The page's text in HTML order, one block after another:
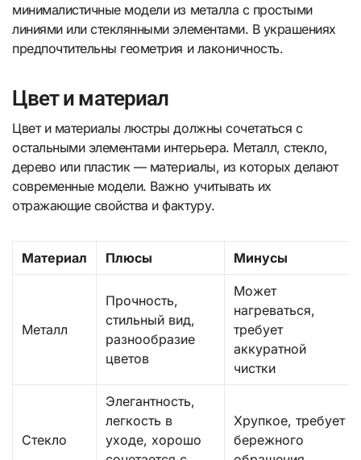
минималистичные модели из металла с простыми
линиями или стеклянными элементами. В украшениях
предпочтительны геометрия и лаконичность.
Цвет и материал
Цвет и материалы люстры должны сочетаться с
остальными элементами интерьера. Металл, стекло,
дерево или пластик — материалы, из которых делают
современные модели. Важно учитывать их
отражающие свойства и фактуру.
Материал Плюсы Минусы
Металл
Прочность,
стильный вид,
разнообразие
цветов
Может
нагреваться,
требует
аккуратной
чистки
Стекло
Элегантность,
легкость в
уходе, хорошо
Хрупкое, требует
бережного